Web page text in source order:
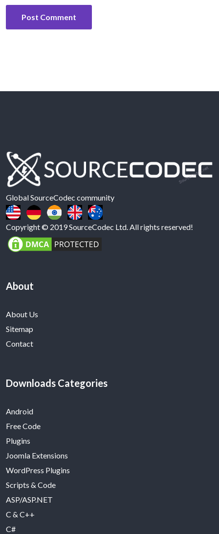
Global SourceCodec community
Copyright © 2019 SourceCodec Ltd. All rights reserved!
About
About Us
Sitemap
Contact
Downloads Categories
Android
Free Code
Plugins
Joomla Extensions
WordPress Plugins
Scripts & Code
ASP/ASP.NET
C & C++
C#